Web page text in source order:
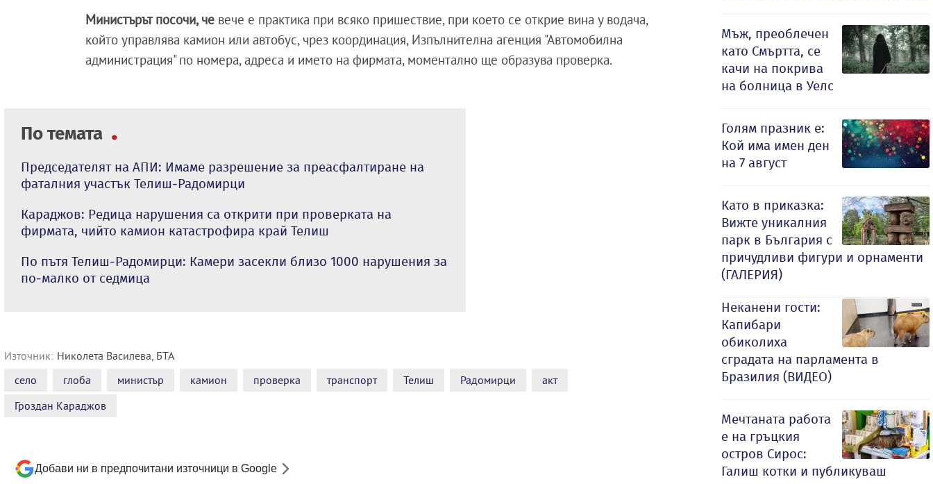
Министърът посочи, че вече е практика при всяко пришествие, при което се открие вина у водача,
който управлява камион или автобус, чрез координация, Изпълнителна агенция "Автомобилна
администрация" по номера, адреса и името на фирмата, моментално ще образува проверка.
По темата
Председателят на АПИ: Имаме разрешение за преасфалтиране на
фаталния участък Телиш-Радомирци
Караджов: Редица нарушения са открити при проверката на
фирмата, чийто камион катастрофира край Телиш
По пътя Телиш-Радомирци: Камери засекли близо 1000 нарушения за
по-малко от седмица
Източник: Николета Василева, БТА
село
глоба министър камион проверка транспорт Телиш Радомирци
акт
Гроздан Караджов
Добави ни в предпочитани източници в Google
Мъж, преоблечен
като Смъртта, се
качи на покрива
на болница в Уелс
Голям празник е:
Кой има имен ден
на 7 август
Като в приказка:
Вижте уникалния
парк в България с
причудливи фигури и орнаменти
(ГАЛЕРИЯ)
Неканени гости:
Капибари
обиколиха
сградата на парламента в
Бразилия (ВИДЕО)
Мечтаната работа
е на гръцкия
остров Сирос:
Галиш котки и публикуваш